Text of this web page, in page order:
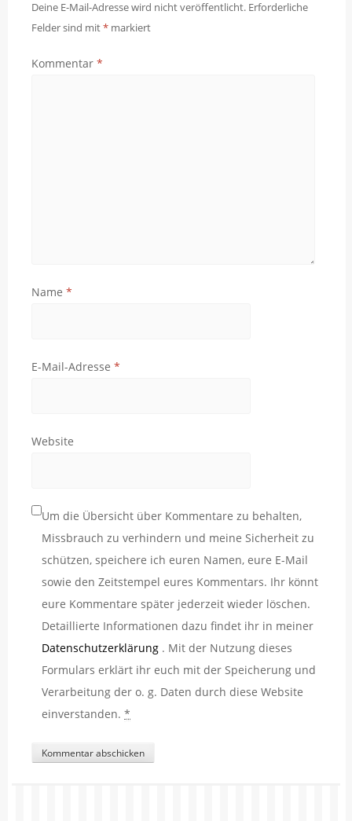
Deine E-Mail-Adresse wird nicht veröffentlicht. Erforderliche
Felder sind mit* markiert
Kommentar *
Name *
E-Mail-Adresse *
Website
Um die Übersicht über Kommentare zu behalten,
Missbrauch zu verhindern und meine Sicherheit zu
schützen, speichere ich euren Namen, eure E-Mail
sowie den Zeitstempel eures Kommentars. Ihr könnt
eure Kommentare später jederzeit wieder löschen.
Detaillierte Informationen dazu findet ihr in meiner
Datenschutzerklärung . Mit der Nutzung dieses
Formulars erklärt ihr euch mit der Speicherung und
Verarbeitung der o. g. Daten durch diese Website
einverstanden. *